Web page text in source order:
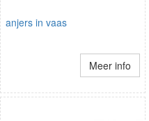
anjers in vaas
Meer info